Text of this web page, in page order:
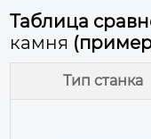
Таблица
камня
Тип станка